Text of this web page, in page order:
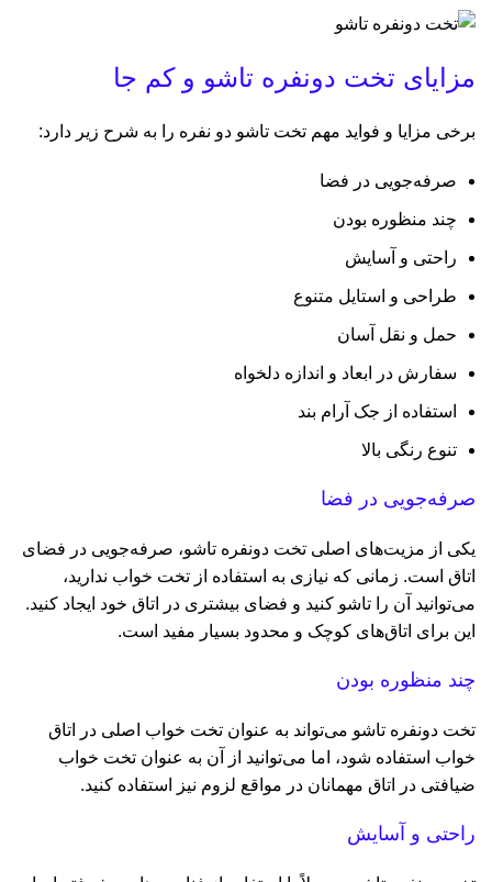
مزایای تخت دونفره تاشو و کم جا
برخی مزایا و فواید مهم تخت تاشو دو نفره را به شرح زیر دارد:
صرفه‌جویی در فضا
چند منظوره بودن
راحتی و آسایش
طراحی و استایل متنوع
حمل و نقل آسان
سفارش در ابعاد و اندازه دلخواه
استفاده از جک آرام بند
تنوع رنگی بالا
صرفه‌جویی در فضا
یکی از مزیت‌های اصلی تخت دونفره تاشو، صرفه‌جویی در فضای
اتاق است. زمانی که نیازی به استفاده از تخت خواب ندارید،
می‌توانید آن را تاشو کنید و فضای بیشتری در اتاق خود ایجاد کنید.
این برای اتاق‌های کوچک و محدود بسیار مفید است.
چند منظوره بودن
تخت دونفره تاشو می‌تواند به عنوان تخت خواب اصلی در اتاق
خواب استفاده شود، اما می‌توانید از آن به عنوان تخت خواب
ضیافتی در اتاق مهمانان در مواقع لزوم نیز استفاده کنید.
راحتی و آسایش